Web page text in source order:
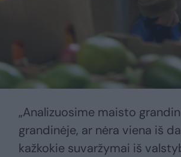
„Analizuosime maisto
grandinėje, ar nėra viena iš
kažkokie suvaržymai iš